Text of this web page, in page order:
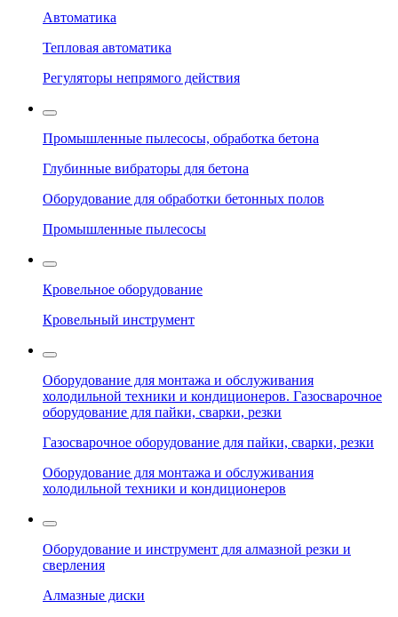
Автоматика
Тепловая автоматика
Регуляторы непрямого действия
Промышленные пылесосы, обработка бетона
Глубинные вибраторы для бетона
Оборудование для обработки бетонных полов
Промышленные пылесосы
Кровельное оборудование
Кровельный инструмент
Оборудование для монтажа и обслуживания
холодильной техники и кондиционеров. Газосварочное
оборудование для пайки, сварки, резки
Газосварочное оборудование для пайки, сварки, резки
Оборудование для монтажа и обслуживания
холодильной техники и кондиционеров
Оборудование и инструмент для алмазной резки и
сверления
Алмазные диски